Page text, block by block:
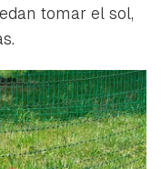
tomar el sol,